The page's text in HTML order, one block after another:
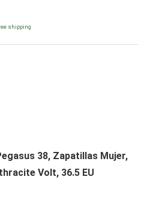
shipping
38, Zapatillas Mujer,
Volt, 36.5 EU